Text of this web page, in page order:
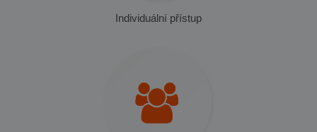
Individuální přístup